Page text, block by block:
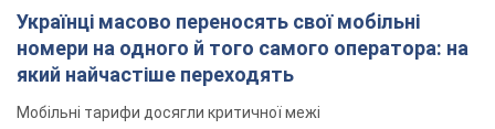
Українці масово переносять свої мобільні
номери на одного й того самого оператора: на
який найчастіше переходять
Мобільні тарифи досягли критичної межі